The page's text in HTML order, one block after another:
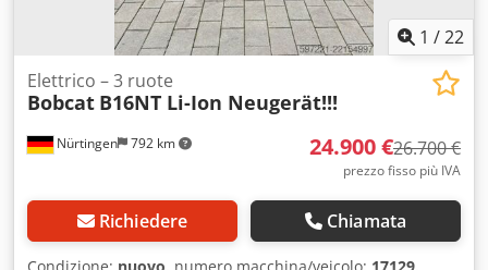
1 /22
Nürtingen 792 km
Elettrico – 3 ruote
Bobcat B16NT Li-Ion Neugerät!!!
24.900 €26.700 €
prezzo fisso più IVA
Richiedere Chiamata